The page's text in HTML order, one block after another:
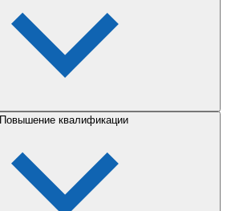
Повышение квалификации